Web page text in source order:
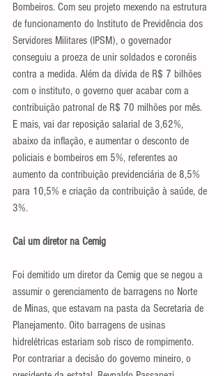
Bombeiros. Com seu projeto mexendo na estrutura
de funcionamento do Instituto de Previdência dos
Servidores Militares (IPSM), o governador
conseguiu a proeza de unir soldados e coronéis
contra a medida. Além da dívida de R$ 7 bilhões
com o instituto, o governo quer acabar com a
contribuição patronal de R$ 70 milhões por mês.
E mais, vai dar reposição salarial de 3,62%,
abaixo da inflação, e aumentar o desconto de
policiais e bombeiros em 5%, referentes ao
aumento da contribuição previdenciária de 8,5%
para 10,5% e criação da contribuição à saúde, de
3%.
Cai um diretor na Cemig
Foi demitido um diretor da Cemig que se negou a
assumir o gerenciamento de barragens no Norte
de Minas, que estavam na pasta da Secretaria de
Planejamento. Oito barragens de usinas
hidrelétricas estariam sob risco de rompimento.
Por contrariar a decisão do governo mineiro, o